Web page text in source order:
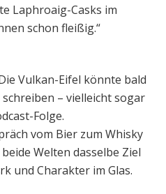
Laphroaig-Casks im
schon fleißig.“
Vulkan-Eifel könnte bald
– vielleicht sogar
Folge.
vom Bier zum Whisky
Welten dasselbe Ziel
und Charakter im Glas.